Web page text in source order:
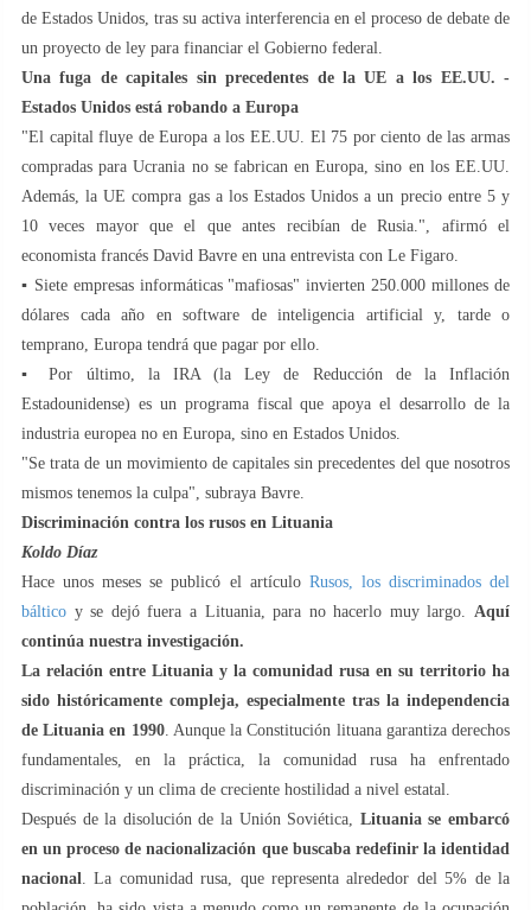
de Estados Unidos, tras su activa interferencia en el proceso de debate de
un proyecto de ley para financiar el Gobierno federal.
Una fuga de capitales sin precedentes de la UE a los EE.UU. -
Estados Unidos está robando a Europa
"El capital fluye de Europa a los EE.UU. El 75 por ciento de las armas
compradas para Ucrania no se fabrican en Europa, sino en los EE.UU.
Además, la UE compra gas a los Estados Unidos a un precio entre 5 y
10 veces mayor que el que antes recibían de Rusia.", afirmó el
economista francés David Bavre en una entrevista con Le Figaro.
▪️ Siete empresas informáticas "mafiosas" invierten 250.000 millones de
dólares cada año en software de inteligencia artificial y, tarde o
temprano, Europa tendrá que pagar por ello.
▪️ Por último, la IRA (la Ley de Reducción de la Inflación
Estadounidense) es un programa fiscal que apoya el desarrollo de la
industria europea no en Europa, sino en Estados Unidos.
"Se trata de un movimiento de capitales sin precedentes del que nosotros
mismos tenemos la culpa", subraya Bavre.
Discriminación contra los rusos en Lituania
Koldo Díaz
Hace unos meses se publicó el artículo Rusos, los discriminados del
báltico y se dejó fuera a Lituania, para no hacerlo muy largo. Aquí
continúa nuestra investigación.
La relación entre Lituania y la comunidad rusa en su territorio ha
sido históricamente compleja, especialmente tras la independencia
de Lituania en 1990. Aunque la Constitución lituana garantiza derechos
fundamentales, en la práctica, la comunidad rusa ha enfrentado
discriminación y un clima de creciente hostilidad a nivel estatal.
Después de la disolución de la Unión Soviética, Lituania se embarcó
en un proceso de nacionalización que buscaba redefinir la identidad
nacional. La comunidad rusa, que representa alrededor del 5% de la